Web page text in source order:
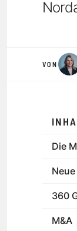
VON
Die
360
M&A